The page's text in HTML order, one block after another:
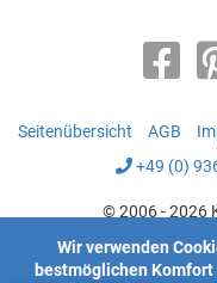
Seitenübersicht AGB
+49 (0)
© 2006 - 2026
Wir verwenden
bestmöglichen Komfort